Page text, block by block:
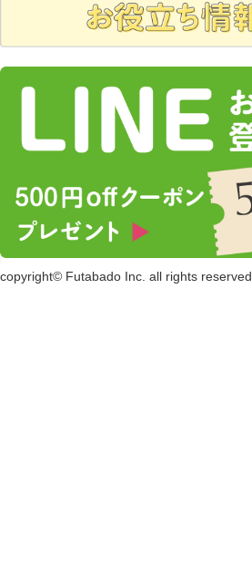
copyright© Futabado Inc. all rights reserved.